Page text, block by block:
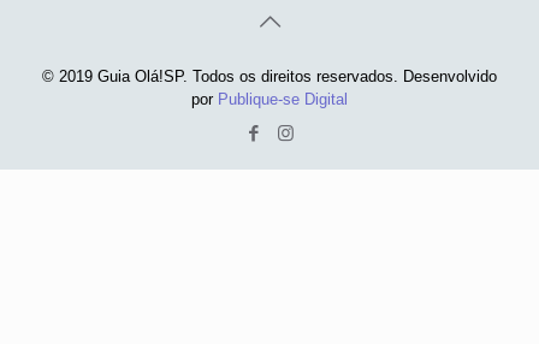
© 2019 Guia Olá!SP. Todos os direitos reservados. Desenvolvido
por Publique-se Digital